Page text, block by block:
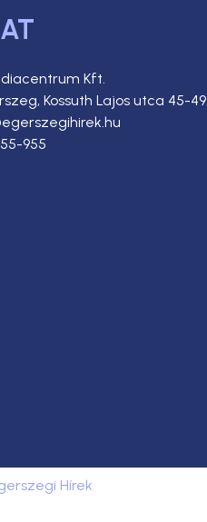
Kft.
Kossuth Lajos utca 45-49.
955
Hírek